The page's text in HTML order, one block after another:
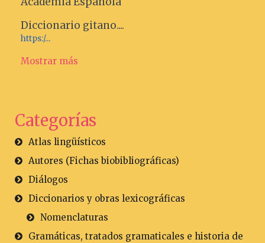
Diccionario gitano....
https:/...
Mostrar más
Categorías
Atlas lingüísticos
Autores (Fichas biobibliográficas)
Diálogos
Diccionarios y obras lexicográficas
Nomenclaturas
Gramáticas, tratados gramaticales e historia de